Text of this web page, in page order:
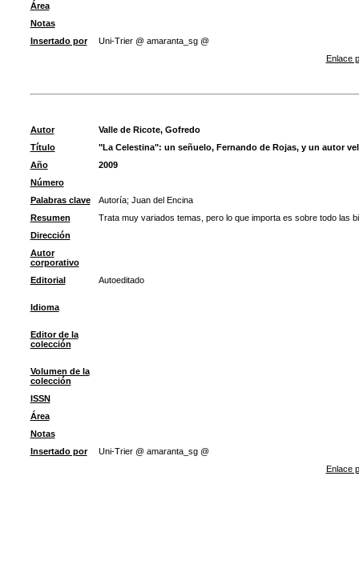
Área
Notas
Insertado por
Uni-Trier @ amaranta_sg @
Enlace
Autor
Valle de Ricote, Gofredo
Título
"La Celestina": un señuelo, Fernando de Rojas, y un autor
Año
2009
Número
Palabras clave
Autoría; Juan del Encina
Resumen
Trata muy variados temas, pero lo que importa es sobre todo las
Dirección
Autor
corporativo
Editorial
Autoeditado
Idioma
Editor de la
colección
Volumen de la
colección
ISSN
Área
Notas
Insertado por
Uni-Trier @ amaranta_sg @
Enlace